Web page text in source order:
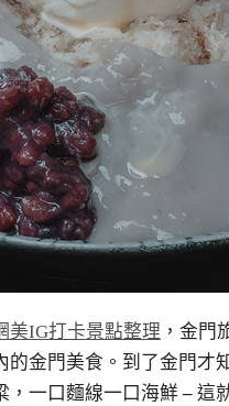
美IG打卡景點整理 ，金門
金門美食。到了金門才
，一口麵線一口海鮮– 這